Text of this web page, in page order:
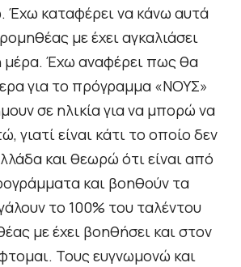
Έχω καταφέρει να κάνω αυτά
με έχει αγκαλιάσει
Έχω αναφέρει πως θα
για το πρόγραμμα «ΝΟΥΣ»
σε ηλικία για να μπορώ να
γιατί είναι κάτι το οποίο δεν
και θεωρώ ότι είναι από
και βοηθούν τα
το 100% του ταλέντου
με έχει βοηθήσει και στον
Τους ευγνωμονώ και